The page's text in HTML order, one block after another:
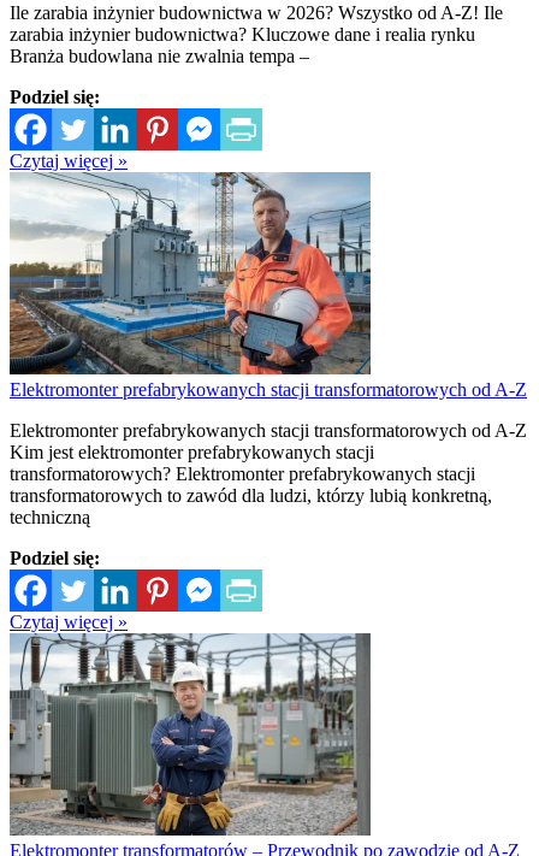
Ile zarabia inżynier budownictwa w 2026? Wszystko od A-Z! Ile
zarabia inżynier budownictwa? Kluczowe dane i realia rynku
Branża budowlana nie zwalnia tempa –
Podziel się:
Czytaj więcej »
Elektromonter prefabrykowanych stacji transformatorowych od A-Z
Elektromonter prefabrykowanych stacji transformatorowych od A-Z
Kim jest elektromonter prefabrykowanych stacji
transformatorowych? Elektromonter prefabrykowanych stacji
transformatorowych to zawód dla ludzi, którzy lubią konkretną,
techniczną
Podziel się:
Czytaj więcej »
Elektromonter transformatorów – Przewodnik po zawodzie od A-Z